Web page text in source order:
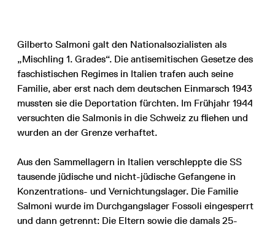
Gilberto Salmoni galt den Nationalsozialisten als
„Mischling 1. Grades“. Die antisemitischen Gesetze des
faschistischen Regimes in Italien trafen auch seine
Familie, aber erst nach dem deutschen Einmarsch 1943
mussten sie die Deportation fürchten. Im Frühjahr 1944
versuchten die Salmonis in die Schweiz zu fliehen und
wurden an der Grenze verhaftet.
Aus den Sammellagern in Italien verschleppte die SS
tausende jüdische und nicht-jüdische Gefangene in
Konzentrations- und Vernichtungslager. Die Familie
Salmoni wurde im Durchgangslager Fossoli eingesperrt
und dann getrennt: Die Eltern sowie die damals 25-